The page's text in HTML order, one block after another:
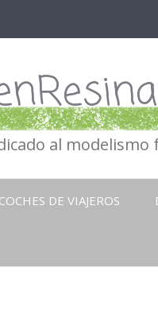
al
Ir
al
contenido
COCHES DE VIAJEROS